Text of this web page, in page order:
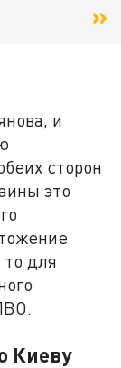
и
сторон
это
то для
Киеву